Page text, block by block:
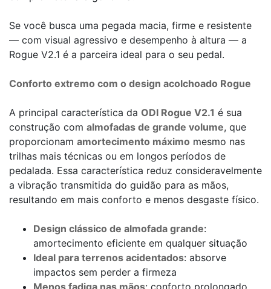
Se você busca uma pegada macia, firme e resistente
— com visual agressivo e desempenho à altura — a
Rogue V2.1 é a parceira ideal para o seu pedal.
Conforto extremo com o design acolchoado Rogue
A principal característica da ODI Rogue V2.1 é sua
construção com almofadas de grande volume, que
proporcionam amortecimento máximo mesmo nas
trilhas mais técnicas ou em longos períodos de
pedalada. Essa característica reduz consideravelmente
a vibração transmitida do guidão para as mãos,
resultando em mais conforto e menos desgaste físico.
Design clássico de almofada grande:
amortecimento eficiente em qualquer situação
Ideal para terrenos acidentados: absorve
impactos sem perder a firmeza
Menos fadiga nas mãos: conforto prolongado